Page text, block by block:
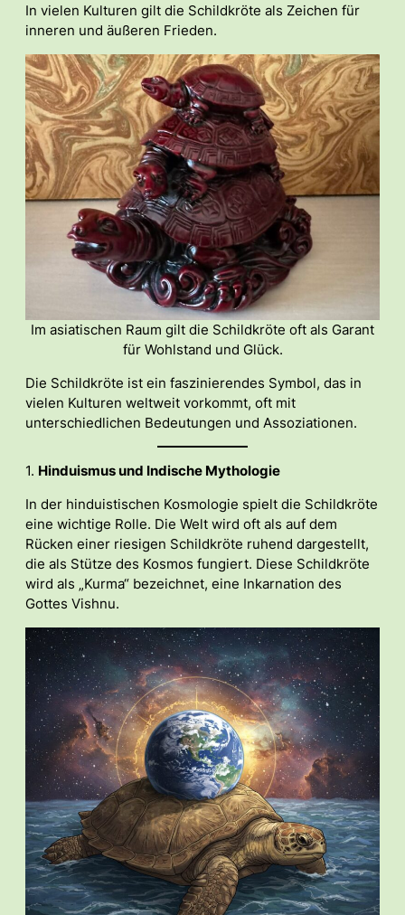
In vielen Kulturen gilt die Schildkröte als Zeichen für
inneren und äußeren Frieden.
Im asiatischen Raum gilt die Schildkröte oft als Garant
für Wohlstand und Glück.
Die Schildkröte ist ein faszinierendes Symbol, das in
vielen Kulturen weltweit vorkommt, oft mit
unterschiedlichen Bedeutungen und Assoziationen.
1. Hinduismus und Indische Mythologie
In der hinduistischen Kosmologie spielt die Schildkröte
eine wichtige Rolle. Die Welt wird oft als auf dem
Rücken einer riesigen Schildkröte ruhend dargestellt,
die als Stütze des Kosmos fungiert. Diese Schildkröte
wird als „Kurma“ bezeichnet, eine Inkarnation des
Gottes Vishnu.